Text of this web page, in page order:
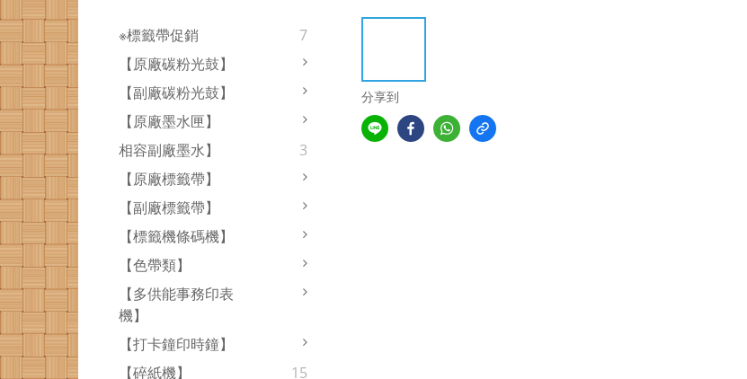
※標籤帶促銷
7
【原廠碳粉光鼓】
【副廠碳粉光鼓】
【原廠墨水匣】
相容副廠墨水】
3
【原廠標籤帶】
【副廠標籤帶】
【標籤機條碼機】
【色帶類】
【多供能事務印表
機】
【打卡鐘印時鐘】
【碎紙機】
15
分享到